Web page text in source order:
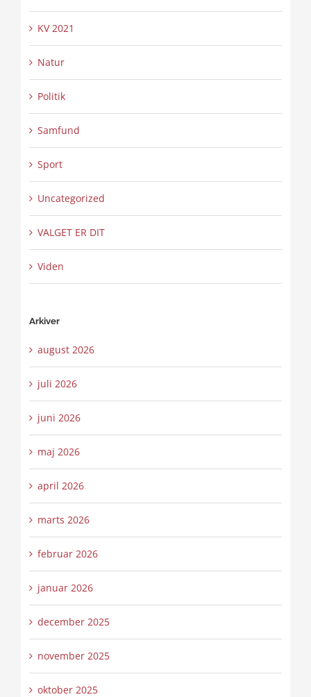
KV 2021
Natur
Politik
Samfund
Sport
Uncategorized
VALGET ER DIT
Viden
Arkiver
august 2026
juli 2026
juni 2026
maj 2026
april 2026
marts 2026
februar 2026
januar 2026
december 2025
november 2025
oktober 2025